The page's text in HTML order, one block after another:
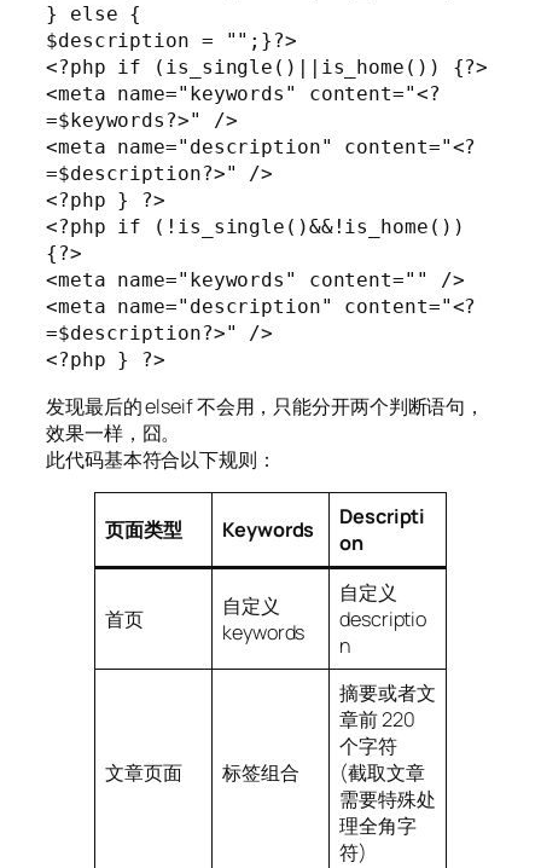
} else {
$description = "";}?>
<?php if (is_single()||is_home()) {?>
<meta name="keywords" content="<?
=$keywords?>" />
<meta name="description" content="<?
=$description?>" />
<?php } ?>
<?php if (!is_single()&&!is_home())
{?>
<meta name="keywords" content="" />
<meta name="description" content="<?
=$description?>" />
<?php } ?>
发现最后的 elseif 不会用，只能分开两个判断语句，
效果一样，囧。
此代码基本符合以下规则：
页面类型 Keywords
Descripti
on
首页
自定义
keywords
自定义
descriptio
n
文章页面 标签组合
摘要或者文
章前 220
个字符
(截取文章
需要特殊处
理全角字
符)